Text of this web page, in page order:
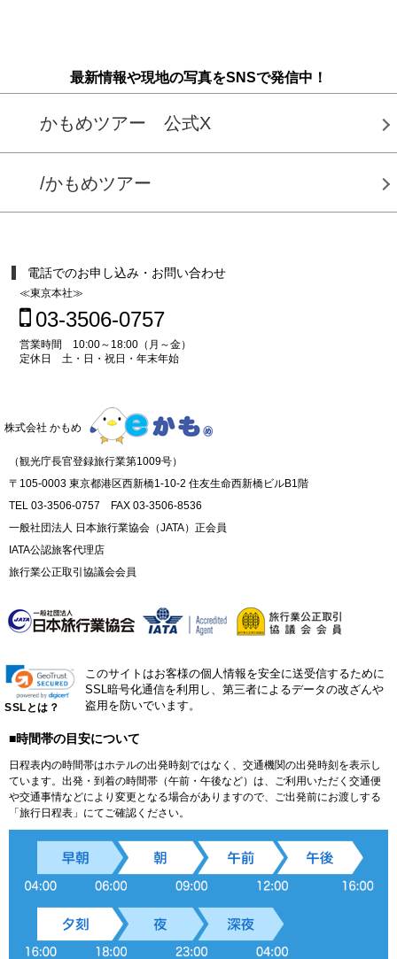
最新情報や現地の写真をSNSで発信中！
かもめツアー 公式X
/かもめツアー
電話でのお申し込み・お問い合わせ
≪東京本社≫
03-3506-0757
営業時間 10:00～18:00（月～金）
定休日 土・日・祝日・年末年始
株式会社 かもめ
（観光庁長官登録旅行業第1009号）
〒105-0003 東京都港区西新橋1-10-2 住友生命西新橋ビルB1階
TEL 03-3506-0757 FAX 03-3506-8536
一般社団法人 日本旅行業協会（JATA）正会員
IATA公認旅客代理店
旅行業公正取引協議会会員
SSLとは？
このサイトはお客様の個人情報を安全に送受信するために
SSL暗号化通信を利用し、第三者によるデータの改ざんや
盗用を防いでいます。
■時間帯の目安について
日程表内の時間帯はホテルの出発時刻ではなく、交通機関の出発時刻を表示し
ています。出発・到着の時間帯（午前・午後など）は、ご利用いただく交通便
や交通事情などにより変更となる場合がありますので、ご出発前にお渡しする
「旅行日程表」にてご確認ください。